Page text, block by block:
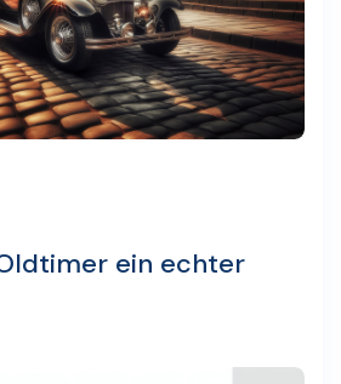
ein echter